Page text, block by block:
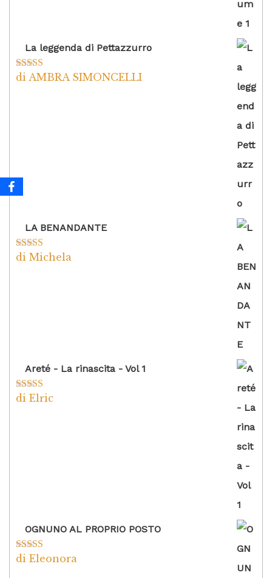
La leggenda di Pettazzurro
Valutato5su
di AMBRA SIMONCELLI
LA BENANDANTE
Valutato5su
di Michela
Areté - La rinascita - Vol 1
Valutato5
di Elric
OGNUNO AL PROPRIO POSTO
Valutato5su
di Eleonora